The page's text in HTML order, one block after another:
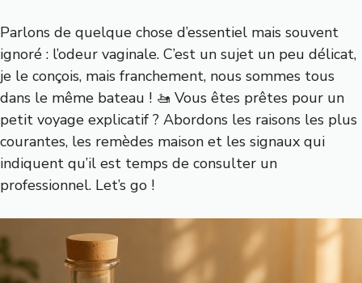
Parlons de quelque chose d’essentiel mais souvent
ignoré : l’odeur vaginale. C’est un sujet un peu délicat,
je le conçois, mais franchement, nous sommes tous
dans le même bateau ! 🚤 Vous êtes prêtes pour un
petit voyage explicatif ? Abordons les raisons les plus
courantes, les remèdes maison et les signaux qui
indiquent qu’il est temps de consulter un
professionnel. Let’s go !